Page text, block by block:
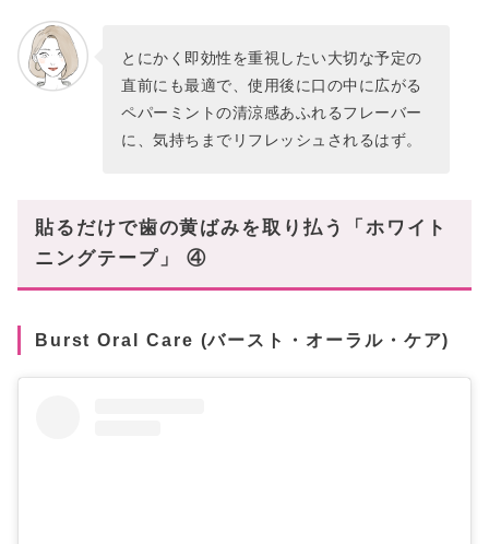
とにかく即効性を重視したい大切な予定の
直前にも最適で、使用後に口の中に広がる
ペパーミントの清涼感あふれるフレーバー
に、気持ちまでリフレッシュされるはず。
貼るだけで歯の黄ばみを取り払う「ホワイト
ニングテープ」 ④
Burst Oral Care (バースト・オーラル・ケア)